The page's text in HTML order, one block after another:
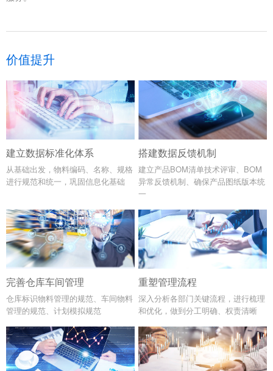
价值提升
建立数据标准化体系
从基础出发，物料编码、名称、规格
进行规范和统一，巩固信息化基础
搭建数据反馈机制
建立产品BOM清单技术评审、BOM
异常反馈机制、确保产品图纸版本统
一
完善仓库车间管理
仓库标识物料管理的规范、车间物料
管理的规范、计划模拟规范
重塑管理流程
深入分析各部门关键流程，进行梳理
和优化，做到分工明确、权责清晰